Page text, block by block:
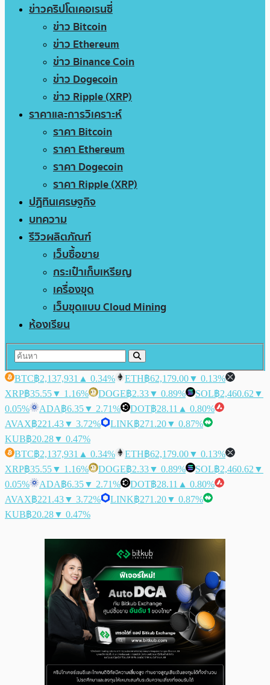
ข่าวคริปโตเคอเรนซี่
ข่าว Bitcoin
ข่าว Ethereum
ข่าว Binance Coin
ข่าว Dogecoin
ข่าว Ripple (XRP)
ราคาและการวิเคราะห์
ราคา Bitcoin
ราคา Ethereum
ราคา Dogecoin
ราคา Ripple (XRP)
ปฏิทินเศรษฐกิจ
บทความ
รีวิวผลิตภัณฑ์
เว็บซื้อขาย
กระเป๋าเก็บเหรียญ
เครื่องขุด
เว็บขุดแบบ Cloud Mining
ห้องเรียน
BTC฿2,137,931 ▲ 0.34% ETH฿62,179.00▼ 0.13%
XRP฿35.55▼ 1.16% DOGE฿2.33▼ 0.89% SOL฿2,460.62 ▼
0.05%
ADA฿6.35▼ 2.71% DOT฿28.11 ▲ 0.80%
AVAX฿221.43▼ 3.72% LINK฿271.20▼ 0.87%
KUB฿20.28▼ 0.47%
BTC฿2,137,931 ▲ 0.34% ETH฿62,179.00▼ 0.13%
XRP฿35.55▼ 1.16% DOGE฿2.33▼ 0.89% SOL฿2,460.62 ▼
0.05%
ADA฿6.35▼ 2.71% DOT฿28.11 ▲ 0.80%
AVAX฿221.43▼ 3.72% LINK฿271.20▼ 0.87%
KUB฿20.28▼ 0.47%